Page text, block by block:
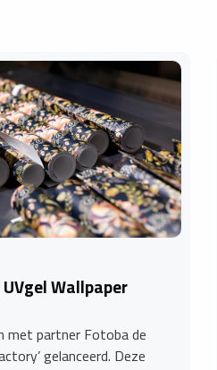
Wallpaper
met partner Fotoba de
gelanceerd. Deze